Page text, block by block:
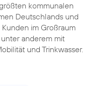
kommunalen
Deutschlands und
im Großraum
anderem mit
und Trinkwasser.